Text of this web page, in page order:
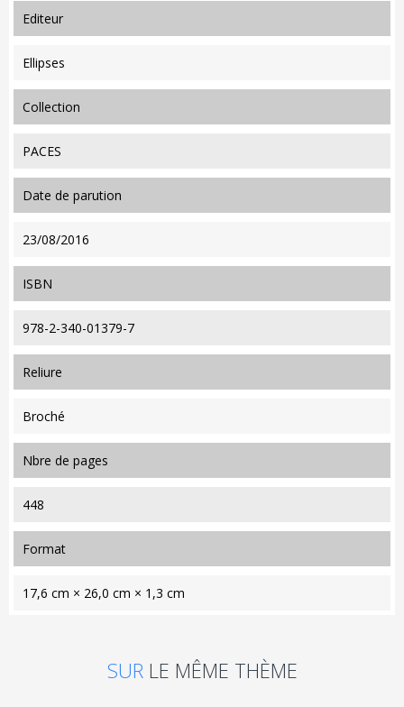
editeur
Ellipses
collection
PACES
date de parution
23/08/2016
ISBN
978-2-340-01379-7
reliure
Broché
nbre de pages
448
format
17,6 cm × 26,0 cm × 1,3 cm
SUR LE MÊME THÈME